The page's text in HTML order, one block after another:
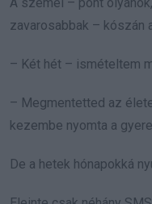
zavarosabbak – kószán
– Két hét – ismételtem
– Megmentetted az
kezembe nyomta a
De a hetek hónapokká